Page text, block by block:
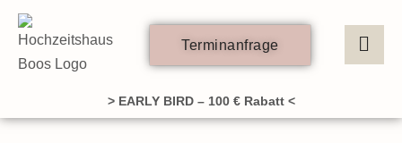
Zum
Inhalt
springen
Terminanfrage
> EARLY BIRD – 100 € Rabatt <